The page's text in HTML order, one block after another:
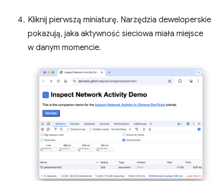
Kliknij pierwszą miniaturę. Narzędzia deweloperskie
pokazują, jaka aktywność sieciowa miała miejsce
w danym momencie.